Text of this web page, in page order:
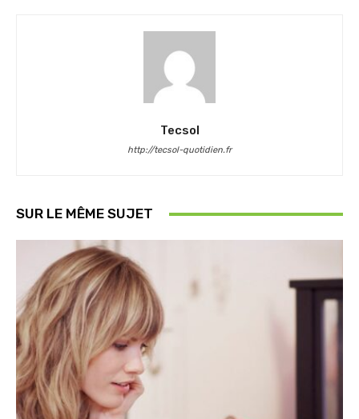
Tecsol
http://tecsol-quotidien.fr
SUR LE MÊME SUJET